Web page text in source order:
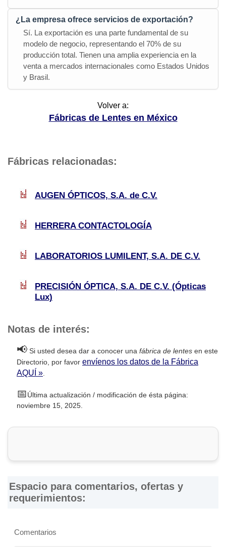
¿La empresa ofrece servicios de exportación?
Sí. La exportación es una parte fundamental de su
modelo de negocio, representando el 70% de su
producción total. Tienen una amplia experiencia en la
venta a mercados internacionales como Estados Unidos
y Brasil.
Volver a:
Fábricas de Lentes en México
Fábricas relacionadas:
AUGEN ÓPTICOS, S.A. de C.V.
HERRERA CONTACTOLOGÍA
LABORATORIOS LUMILENT, S.A. DE C.V.
PRECISIÓN ÓPTICA, S.A. DE C.V. (Ópticas
Lux)
Notas de interés:
📢 Si usted desea dar a conocer una fábrica de lentes en este
Directorio, por favor envíenos los datos de la Fábrica
AQUÍ »
📅Última actualización / modificación de ésta página:
noviembre 15, 2025.
Espacio para comentarios, ofertas y
requerimientos:
Comentarios